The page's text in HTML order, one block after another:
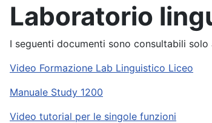
Laboratorio
I seguenti documenti sono consultabili
Video Formazione Lab Linguistico Liceo
Manuale Study 1200
Video tutorial per le singole funzioni